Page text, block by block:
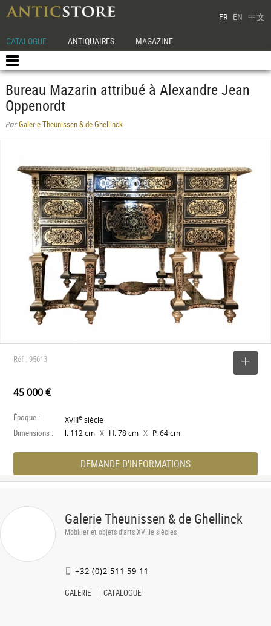
FR EN 中文
CATALOGUE ANTIQUAIRES MAGAZINE
Bureau Mazarin attribué à Alexandre Jean
Oppenordt
ParGalerie Theunissen & de Ghellinck
Réf : 95613
45 000 €
Époque : XVIIIe siècle
Dimensions : l. 112 cm X H. 78 cm X P. 64 cm
DEMANDE D'INFORMATIONS
Galerie Theunissen & de Ghellinck
Mobilier et objets d'arts XVIIIe siècles
+32 (0)2 511 59 11
GALERIE CATALOGUE